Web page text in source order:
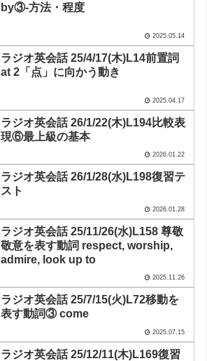
by③-方法・程度
2025.05.14
ラジオ英会話 25/4/17(木)L14前置詞
at 2「点」に向かう動き
2025.04.17
ラジオ英会話 26/1/22(木)L194比較表
現⑥最上級の基本
2026.01.22
ラジオ英会話 26/1/28(水)L198復習テ
スト
2026.01.28
ラジオ英会話 25/11/26(水)L158 尊敬
敬意を表す動詞 respect, worship,
admire, look up to
2025.11.26
ラジオ英会話 25/7/15(火)L72移動を
表す動詞③ come
2025.07.15
ラジオ英会話 25/12/11(木)L169復習